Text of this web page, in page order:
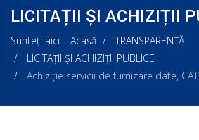
LICITAȚII ȘI ACHIZIȚII
Sunteți aici: Acasă
TRANSPARENȚĂ
LICITAȚII ȘI ACHIZIȚII PUBLICE
Achiziţie servicii de furnizare date,